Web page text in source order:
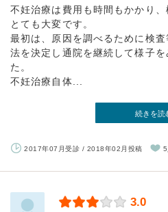
不妊治療は費用も時間もかかり
とても大変です。
最初は、原因を調べるために検
法を決定し通院を継続して様子
た。
不妊治療自体...
続きを読
2017年07月受診 / 2018年02月投稿
3.0